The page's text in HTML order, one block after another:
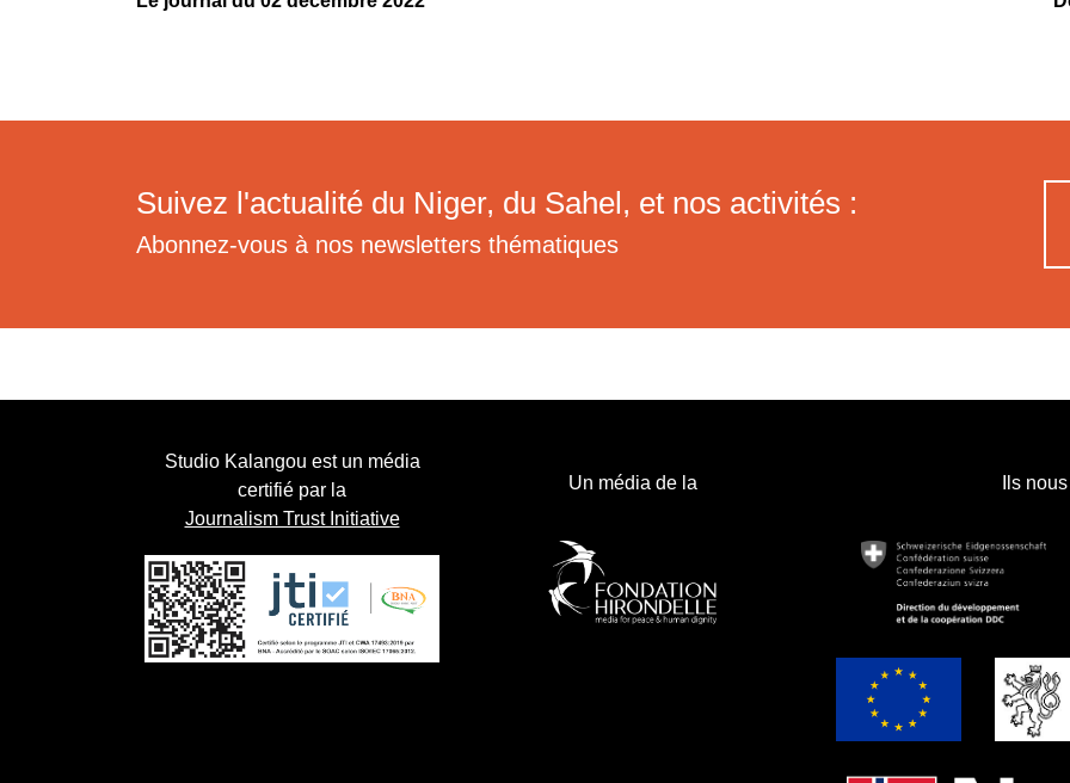
Suivez l'actualité du Niger, du Sahel, et nos activités :
Abonnez-vous à nos newsletters thématiques
Studio Kalangou est un média
certifié par la
Journalism Trust Initiative
Un média de la Ils